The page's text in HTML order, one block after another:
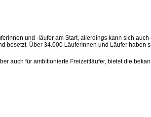
und -läufer am Start, allerdings kann sich
Über 34.000 Läuferinnen und Läufer haben
auch für ambitionierte Freizeitläufer, bietet die